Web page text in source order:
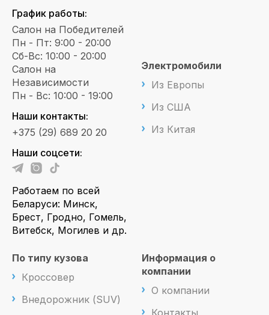
График работы:
Салон на Победителей
Пн - Пт: 9:00 - 20:00
Сб-Вс: 10:00 - 20:00
Салон на
Независимости
Пн - Вс: 10:00 - 19:00
Наши контакты:
+375 (29) 689 20 20
Наши соцсети:
Работаем по всей
Беларуси: Минск,
Брест, Гродно, Гомель,
Витебск, Могилев и др.
Электромобили
Из Европы
Из США
Из Китая
По типу кузова
Кроссовер
Внедорожник (SUV)
Информация о
компании
О компании